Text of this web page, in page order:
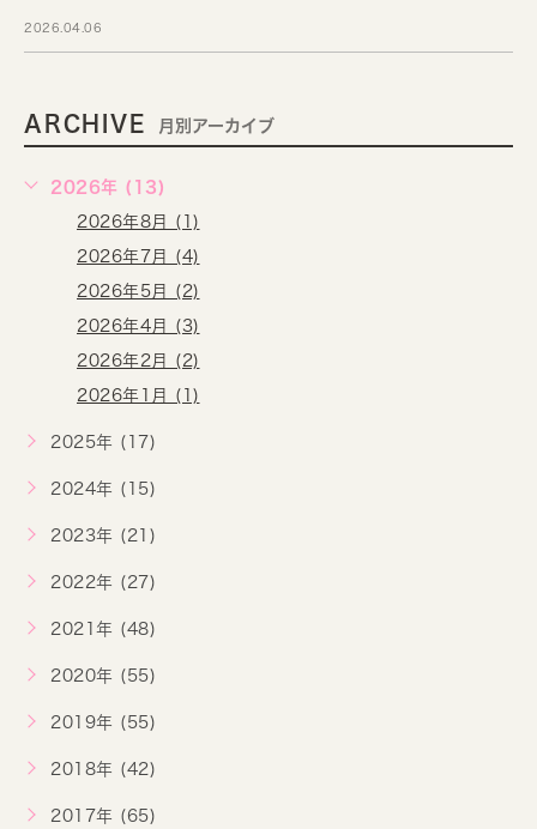
2026.04.06
ARCHIVE 月別アーカイブ
2026年 (13)
2026年8月 (1)
2026年7月 (4)
2026年5月 (2)
2026年4月 (3)
2026年2月 (2)
2026年1月 (1)
2025年 (17)
2024年 (15)
2023年 (21)
2022年 (27)
2021年 (48)
2020年 (55)
2019年 (55)
2018年 (42)
2017年 (65)